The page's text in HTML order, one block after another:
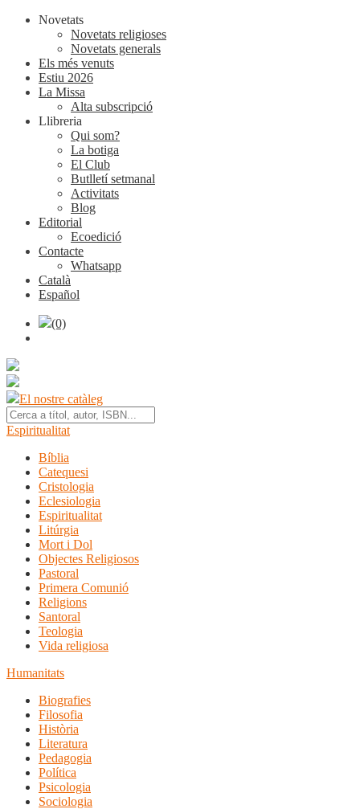
Novetats
Novetats religioses
Novetats generals
Els més venuts
Estiu 2026
La Missa
Alta subscripció
Llibreria
Qui som?
La botiga
El Club
Butlletí setmanal
Activitats
Blog
Editorial
Ecoedició
Contacte
Whatsapp
Català
Español
(0)
El nostre catàleg
Espiritualitat
Bíblia
Catequesi
Cristologia
Eclesiologia
Espiritualitat
Litúrgia
Mort i Dol
Objectes Religiosos
Pastoral
Primera Comunió
Religions
Santoral
Teologia
Vida religiosa
Humanitats
Biografies
Filosofia
Història
Literatura
Pedagogia
Política
Psicologia
Sociologia